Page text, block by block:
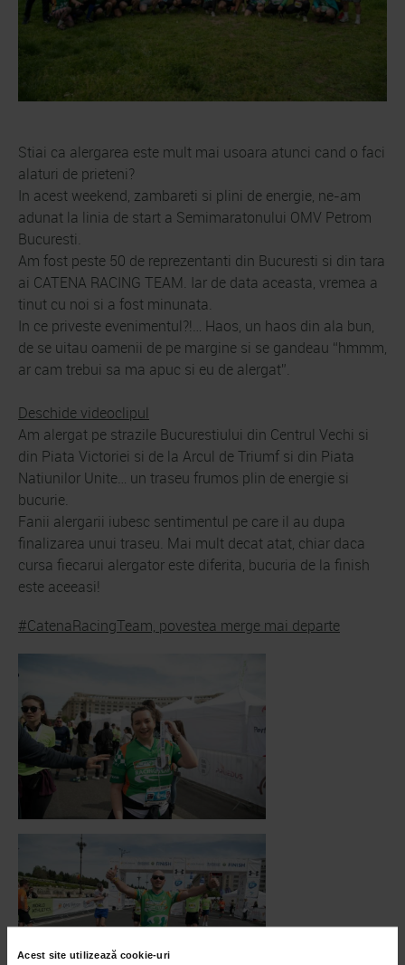
Acest site utilizează cookie-uri
Stiai ca alergarea este mult mai usoara atunci cand o faci
alaturi de prieteni?
In acest weekend, zambareti si plini de energie, ne-am
adunat la linia de start a Semimaratonului OMV Petrom
Bucuresti.
Am fost peste 50 de reprezentanti din Bucuresti si din tara
ai CATENA RACING TEAM. Iar de data aceasta, vremea a
tinut cu noi si a fost minunata.
In ce priveste evenimentul?!… Haos, un haos din ala bun,
de se uitau oamenii de pe margine si se gandeau “hmmm,
ar cam trebui sa ma apuc si eu de alergat”.
Deschide videoclipul
Am alergat pe strazile Bucurestiului din Centrul Vechi si
din Piata Victoriei si de la Arcul de Triumf si din Piata
Natiunilor Unite… un traseu frumos plin de energie si
bucurie.
Fanii alergarii iubesc sentimentul pe care il au dupa
finalizarea unui traseu. Mai mult decat atat, chiar daca
cursa fiecarui alergator este diferita, bucuria de la finish
este aceeasi!
#CatenaRacingTeam, povestea merge mai departe